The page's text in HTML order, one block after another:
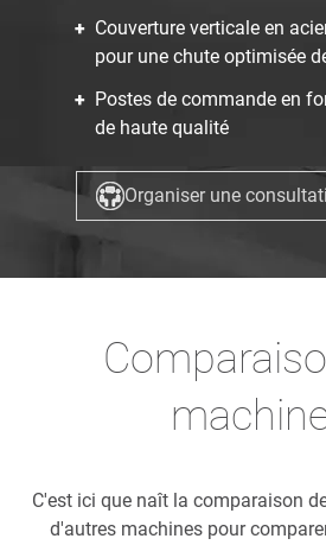
Couverture verticale en
pour une chute optimisée
Postes de commande en
de haute qualité
Organiser une
C'est ici que naît la comparaison
d'autres machines pour